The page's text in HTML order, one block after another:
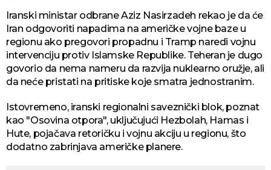
Iranski ministar odbrane Aziz Nasirzadeh rekao je da će
Iran odgovoriti napadima na američke vojne baze u
regionu ako pregovori propadnu i Tramp naredi vojnu
intervenciju protiv Islamske Republike. Teheran je dugo
govorio da nema nameru da razvija nuklearno oružje, ali
da neće pristati na pritiske koje smatra jednostranim.
Istovremeno, iranski regionalni saveznički blok, poznat
kao "Osovina otpora", uključujući Hezbolah, Hamas i
Hute, pojačava retoričku i vojnu akciju u regionu, što
dodatno zabrinjava američke planere.